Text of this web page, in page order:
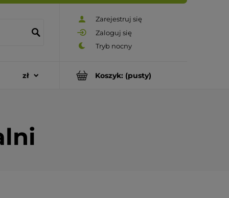
Zarejestruj się
Zaloguj się
Koszyk: (pusty)